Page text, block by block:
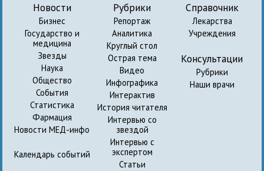
Новости
Бизнес
Государство и
медицина
Звезды
Наука
Общество
События
Статистика
Фармация
Новости МЕД-инфо
Календарь событий
Рубрики
Репортаж
Аналитика
Круглый стол
Острая тема
Видео
Инфографика
Интерактив
История читателя
Интервью со
звездой
Интервью с
экспертом
Статьи
Справочник
Лекарства
Учреждения
Консультации
Рубрики
Наши врачи